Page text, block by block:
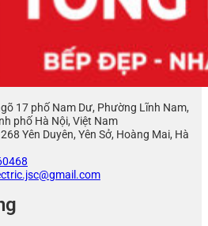
17 phố Nam Dư, Phường Lĩnh Nam,
phố Hà Nội, Việt Nam
Yên Duyên, Yên Sở, Hoàng Mai, Hà